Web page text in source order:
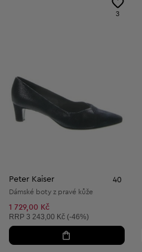
3
Peter Kaiser 40
Dámské boty z pravé kůže
1 729,00 Kč
Doporučená cena:
RRP 3 243,00 Kč (-46%)